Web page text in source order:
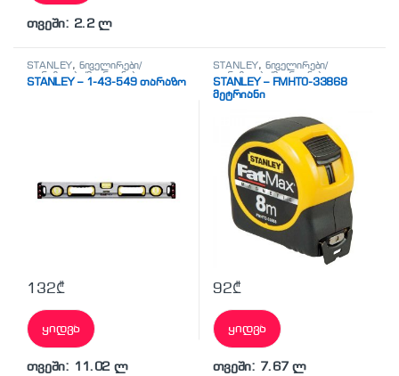
თვეში: 2.2 ლ
STANLEY, ნიველირები/
თარაზოები/მეტრიანები
STANLEY – 1-43-549 თარაზო
132₾
ყიდვა
თვეში: 11.02 ლ
STANLEY, ნიველირები/
თარაზოები/მეტრიანები
STANLEY – FMHT0-33868
მეტრიანი
92₾
ყიდვა
თვეში: 7.67 ლ